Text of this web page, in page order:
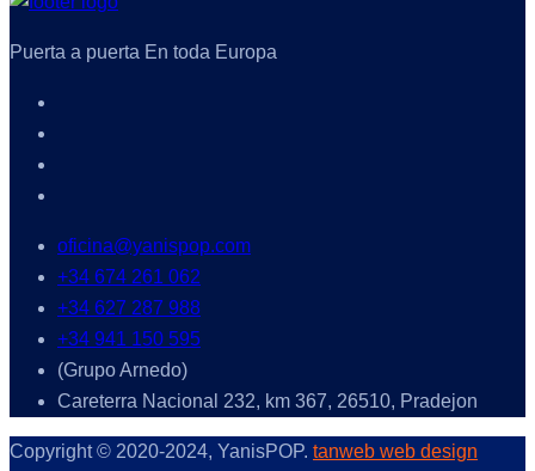
Puerta a puerta En toda Europa
oficina@yanispop.com
+34 674 261 062
+34 627 287 988
+34 941 150 595
(Grupo Arnedo)
Careterra Nacional 232, km 367, 26510, Pradejon
Copyright © 2020-2024, YanisPOP. tanweb web design